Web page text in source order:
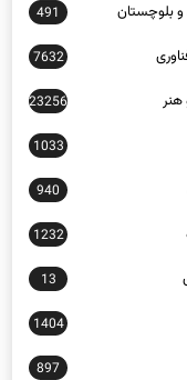
بلوچستان 491
7632
23256
1033
940
1232
13
1404
897